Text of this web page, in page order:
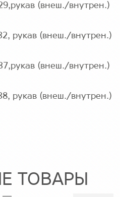
(внеш./внутрен.)
рукав (внеш./внутрен.)
(внеш./внутрен.)
рукав (внеш./внутрен.)
ТОВАРЫ